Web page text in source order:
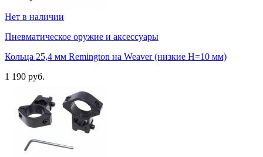
Нет в наличии
Пневматическое оружие и аксессуары
Кольца 25,4 мм Remington на Weaver (низкие H=10 мм)
1 190 руб.